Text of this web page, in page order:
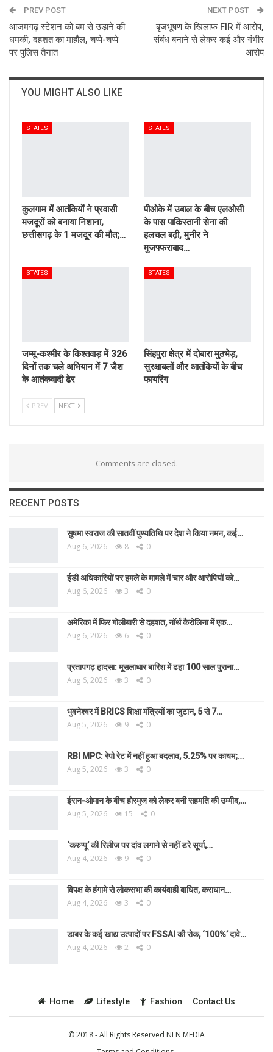
Email
PREV POST
आजमगढ़ स्टेशन को बम से उड़ाने की
धमकी, दहशत का माहौल, चप्पे-चप्पे
पर पुलिस तैनात
NEXT POST
बृजभूषण के खिलाफ FIR में आरोप,
संबंध बनाने से लेकर कई और गंभीर
आरोप
YOU MIGHT ALSO LIKE
STATES
कुलगाम में आतंकियों ने प्रवासी
मजदूरों को बनाया निशाना,
छत्तीसगढ़ के 1 मजदूर की मौत;…
STATES
पीओके में उबाल के बीच एलओसी
के पास पाकिस्तानी सेना की
हलचल बढ़ी, मुनीर ने
मुजफ्फराबाद…
STATES
जम्मू-कश्मीर के किश्तवाड़ में 326
दिनों तक चले अभियान में 7 जैश
के आतंकवादी ढेर
STATES
सिंहपुरा क्षेत्र में दोबारा मुठभेड़,
सुरक्षाबलों और आतंकियों के बीच
फायरिंग
PREV NEXT
Comments are closed.
RECENT POSTS
सुषमा स्वराज की सातवीं पुण्यतिथि पर देश ने किया नमन, कई…
Aug 6, 2026 8 0
ईडी अधिकारियों पर हमले के मामले में चार और आरोपियों को…
Aug 6, 2026 3 0
अमेरिका में फिर गोलीबारी से दहशत, नॉर्थ कैरोलिना में एक…
Aug 6, 2026 6 0
प्रतापगढ़ हादसा: मूसलाधार बारिश में ढहा 100 साल पुराना…
Aug 6, 2026 3 0
भुवनेश्वर में BRICS शिक्षा मंत्रियों का जुटान, 5 से 7…
Aug 5, 2026 9 0
RBI MPC: रेपो रेट में नहीं हुआ बदलाव, 5.25% पर कायम;…
Aug 5, 2026 3 0
ईरान-ओमान के बीच होरमुज को लेकर बनी सहमति की उम्मीद,…
Aug 5, 2026 15 0
‘करुप्पू’ की रिलीज पर दांव लगाने से नहीं डरे सूर्या,…
Aug 4, 2026 9 0
विपक्ष के हंगामे से लोकसभा की कार्यवाही बाधित, कराधान…
Aug 4, 2026 3 0
डाबर के कई खाद्य उत्पादों पर FSSAI की रोक, ‘100%’ दावे…
Aug 4, 2026 2 0
Home Lifestyle Fashion Contact Us
© 2018 - All Rights Reserved NLN MEDIA